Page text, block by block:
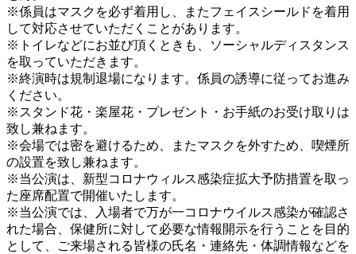
※係員はマスクを必ず着用し、またフェイスシールドを着用
して対応させていただくことがあります。
※トイレなどにお並び頂くときも、ソーシャルディスタンス
を取っていただきます。
※終演時は規制退場になります。係員の誘導に従ってお進み
ください。
※スタンド花・楽屋花・プレゼント・お手紙のお受け取りは
致し兼ねます。
※会場では密を避けるため、またマスクを外すため、喫煙所
の設置を致し兼ねます。
※当公演は、新型コロナウィルス感染症拡大予防措置を取っ
た座席配置で開催いたします。
※当公演では、入場者で万が一コロナウイルス感染が確認さ
れた場合、保健所に対して必要な情報開示を行うことを目的
として、ご来場される皆様の氏名・連絡先・体調情報などを